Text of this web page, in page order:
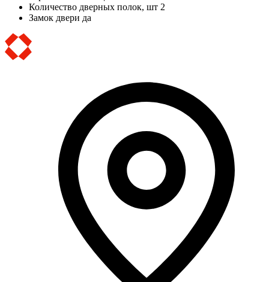
Количество дверных полок, шт 2
Замок двери да